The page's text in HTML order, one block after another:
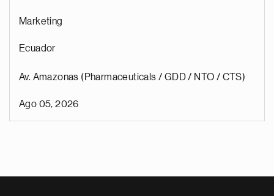
Marketing
Ecuador
Av. Amazonas (Pharmaceuticals / GDD / NTO / CTS)
Ago 05, 2026